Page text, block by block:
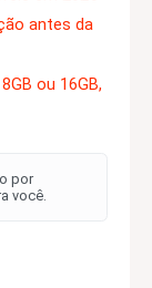
antes da
ou 16GB,
por
você.